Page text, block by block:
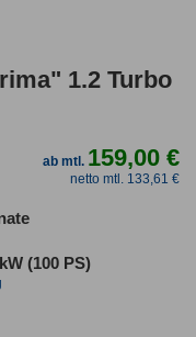
1.2 Turbo
ab mtl. 159,00 €
netto mtl. 133,61 €
(100 PS)